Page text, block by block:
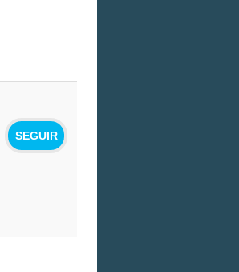
SEGUIR